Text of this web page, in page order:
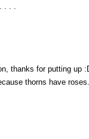
. .
thanks for putting up
thorns have